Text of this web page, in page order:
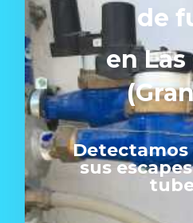
de
en Las
Detectamos
sus